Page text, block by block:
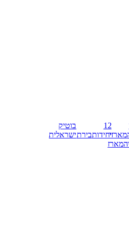
מארזי
מארז
12
יחידותבירת
בוטיק
ישראלית